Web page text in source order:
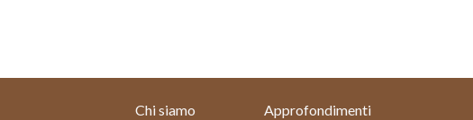
Chi siamo Approfondimenti